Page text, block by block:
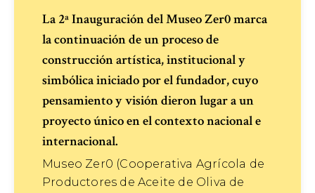
La 2ª Inauguración del Museo Zer0 marca
la continuación de un proceso de
construcción artística, institucional y
simbólica iniciado por el fundador, cuyo
pensamiento y visión dieron lugar a un
proyecto único en el contexto nacional e
internacional.
Museo Zer0 (Cooperativa Agrícola de
Productores de Aceite de Oliva de